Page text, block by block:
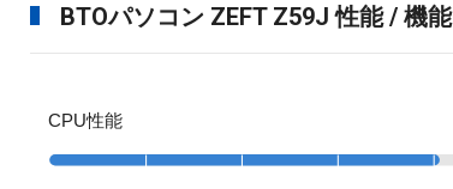
BTOパソコン ZEFT Z59J 性能 / 機能
CPU性能